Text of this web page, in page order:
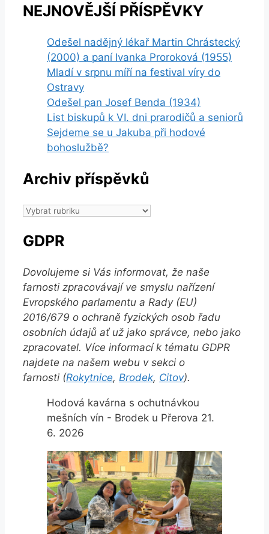
NEJNOVĚJŠÍ PŘÍSPĚVKY
Odešel nadějný lékař Martin Chrástecký
(2000) a paní Ivanka Proroková (1955)
Mladí v srpnu míří na festival víry do
Ostravy
Odešel pan Josef Benda (1934)
List biskupů k VI. dni prarodičů a seniorů
Sejdeme se u Jakuba při hodové
bohoslužbě?
Archiv příspěvků
Archiv
GDPR
Dovolujeme si Vás informovat, že naše
farnosti zpracovávají ve smyslu nařízení
Evropského parlamentu a Rady (EU)
2016/679 o ochraně fyzických osob řadu
osobních údajů ať už jako správce, nebo jako
zpracovatel. Více informací k tématu GDPR
najdete na našem webu v sekci o
farnosti (Rokytnice, Brodek, Citov).
Hodová kavárna s ochutnávkou
mešních vín - Brodek u Přerova 21.
6. 2026